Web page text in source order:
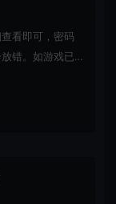
看即可，密码
错。如游戏已